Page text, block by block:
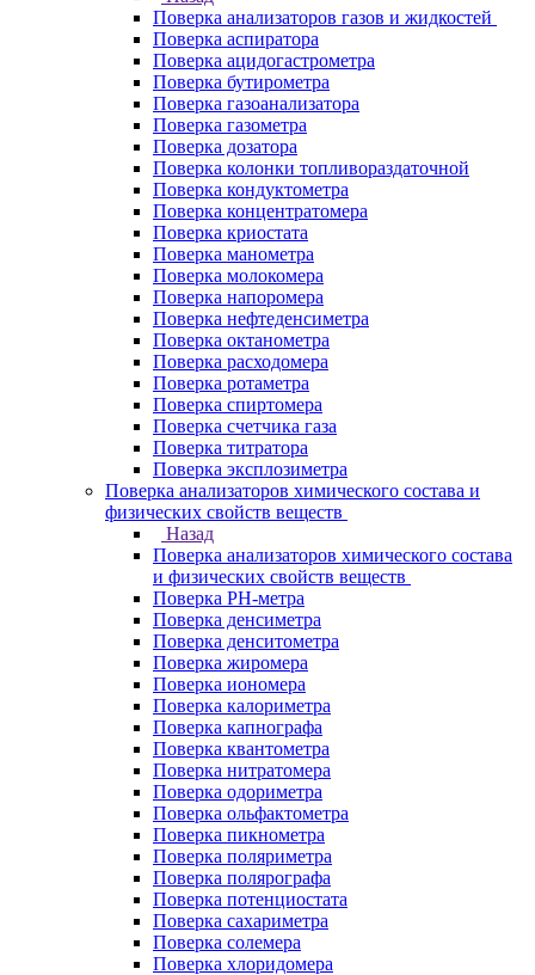
Поверка анализаторов газов и жидкостей
Поверка аспиратора
Поверка ацидогастрометра
Поверка бутирометра
Поверка газоанализатора
Поверка газометра
Поверка дозатора
Поверка колонки топливораздаточной
Поверка кондуктометра
Поверка концентратомера
Поверка криостата
Поверка манометра
Поверка молокомера
Поверка напоромера
Поверка нефтеденсиметра
Поверка октанометра
Поверка расходомера
Поверка ротаметра
Поверка спиртомера
Поверка счетчика газа
Поверка титратора
Поверка эксплозиметра
Поверка анализаторов химического состава и
физических свойств веществ
Назад
Поверка анализаторов химического состава
и физических свойств веществ
Поверка PH-метра
Поверка денсиметра
Поверка денситометра
Поверка жиромера
Поверка иономера
Поверка калориметра
Поверка капнографа
Поверка квантометра
Поверка нитратомера
Поверка одориметра
Поверка ольфактометра
Поверка пикнометра
Поверка поляриметра
Поверка полярографа
Поверка потенциостата
Поверка сахариметра
Поверка солемера
Поверка хлоридомера